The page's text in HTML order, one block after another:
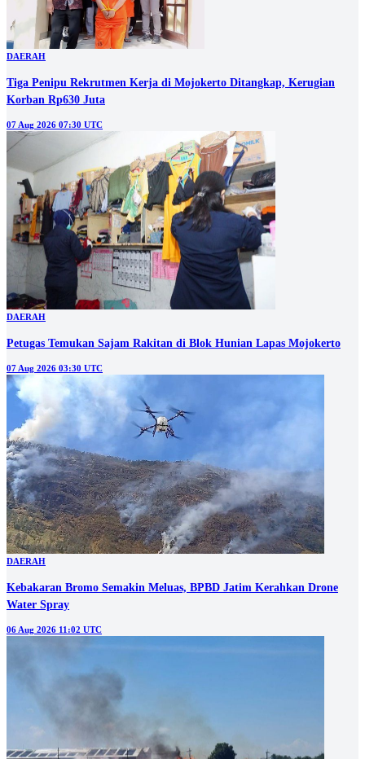
DAERAH
Tiga Penipu Rekrutmen Kerja di Mojokerto Ditangkap, Kerugian
Korban Rp630 Juta
07 Aug 2026 07:30 UTC
DAERAH
Petugas Temukan Sajam Rakitan di Blok Hunian Lapas Mojokerto
07 Aug 2026 03:30 UTC
DAERAH
Kebakaran Bromo Semakin Meluas, BPBD Jatim Kerahkan Drone
Water Spray
06 Aug 2026 11:02 UTC